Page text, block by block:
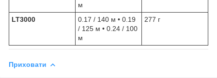
м
LT3000
0.17 / 140 м • 0.19
/ 125 м • 0.24 / 100
м
277 г
Приховати